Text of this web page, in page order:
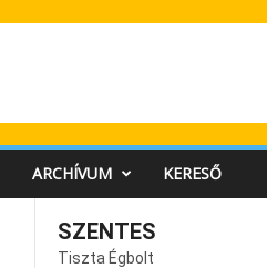
ARCHÍVUM KERESŐ
SZENTES
Tiszta Égbolt